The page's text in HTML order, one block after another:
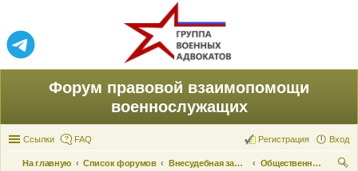
Форум правовой взаимопомощи
военнослужащих
Ссылки FAQ Вход
Регистрация
На главную Список форумов Внесудебная защита прав
Общественные организации